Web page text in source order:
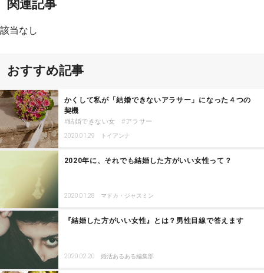
関連記事
該当なし
おすすめ記事
かくして私が「結婚できないアラサー」になった４つの
契機
結婚できない女 アラサー
2020.01.29 トイアンナ
2020年に、それでも結婚した方がいい女性って？
2020.01.28 マドカ・ジャスミン
『結婚した方がいい女性』とは？男性目線で答えます
2020.02.20 婚活あるある編集部